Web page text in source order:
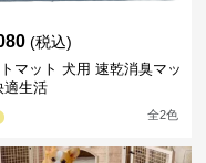
(税込)
マット 犬用 速乾消臭マッ
適生活
全2色